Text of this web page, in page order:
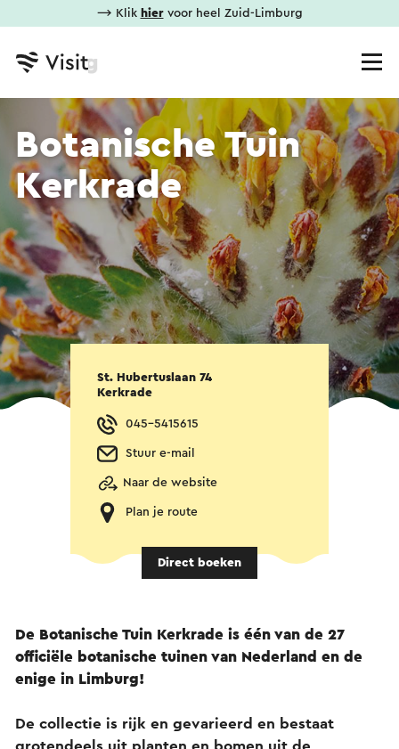
⟶ Klik hiervoor heel Zuid-Limburg
Botanische Tuin
Kerkrade
St. Hubertuslaan 74
Kerkrade
045-5415615
Stuur e-mail
Naar de website
Plan je route
Direct boeken
De Botanische Tuin Kerkrade is één van de 27
officiële botanische tuinen van Nederland en de
enige in Limburg!
De collectie is rijk en gevarieerd en bestaat
grotendeels uit planten en bomen uit de